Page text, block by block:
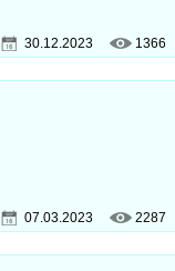
30.12.2023 1366
07.03.2023 2287